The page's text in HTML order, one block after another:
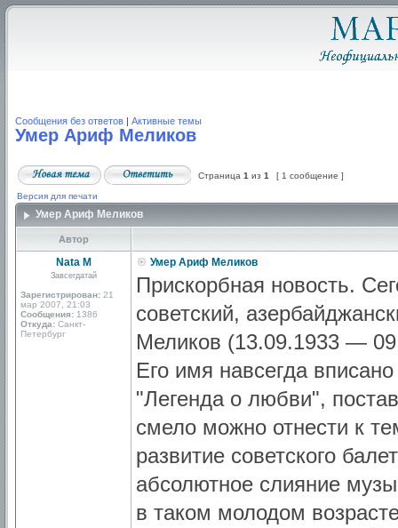
Сообщения без ответов | Активные темы
Умер Ариф Меликов
Страница 1 из 1 [ 1 сообщение ]
Версия для печати
Умер Ариф Меликов
Автор
Nata M
Завсегдатай
Зарегистрирован: 21
мар 2007, 21:03
Сообщения: 1386
Откуда: Санкт-
Петербург
Умер Ариф Меликов
Прискорбная новость.
советский,
Меликов (13.09.1933 —
Его имя навсегда
"Легенда о любви",
смело можно отнести к
развитие советского
абсолютное слияние
в таком молодом